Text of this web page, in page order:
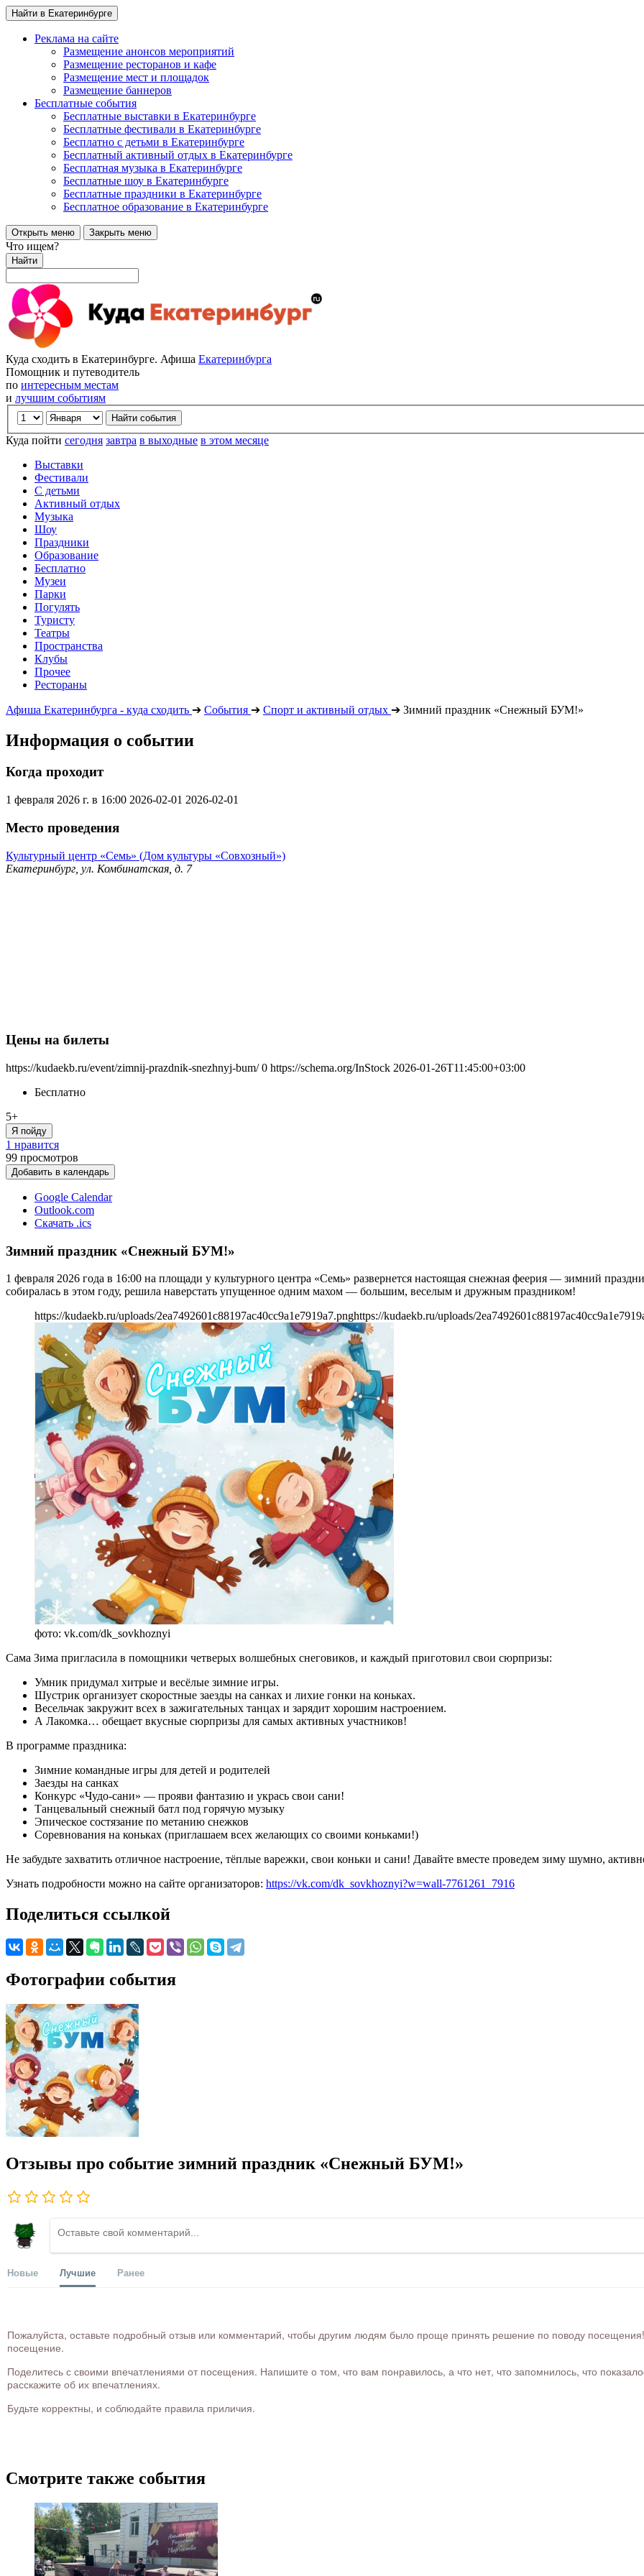
Найти в Екатеринбурге
Реклама на сайте
Размещение анонсов мероприятий
Размещение ресторанов и кафе
Размещение мест и площадок
Размещение баннеров
Бесплатные события
Бесплатные выставки в Екатеринбурге
Бесплатные фестивали в Екатеринбурге
Бесплатно с детьми в Екатеринбурге
Бесплатный активный отдых в Екатеринбурге
Бесплатная музыка в Екатеринбурге
Бесплатные шоу в Екатеринбурге
Бесплатные праздники в Екатеринбурге
Бесплатное образование в Екатеринбурге
Открыть меню Закрыть меню
Что ищем?
Найти
Куда сходить в Екатеринбурге. Афиша Екатеринбурга
Помощник и путеводитель
по интересным местам
и лучшим событиям
Куда пойти сегодня завтра в выходные в этом месяце
Выставки
Фестивали
С детьми
Активный отдых
Музыка
Шоу
Праздники
Образование
Бесплатно
Музеи
Парки
Погулять
Туристу
Театры
Пространства
Клубы
Прочее
Рестораны
Афиша Екатеринбурга - куда сходить ➔ События ➔ Спорт и активный отдых ➔ Зимний праздник «Снежный БУМ!»
Информация о событии
Когда проходит
1 февраля 2026 г. в 16:00 2026-02-01 2026-02-01
Место проведения
Культурный центр «Семь» (Дом культуры «Совхозный»)
Екатеринбург, ул. Комбинатская, д. 7
Цены на билеты
https://kudaekb.ru/event/zimnij-prazdnik-snezhnyj-bum/ 0 https://schema.org/InStock 2026-01-26T11:45:00+03:00
Бесплатно
5+
Я пойду
1 нравится
99 просмотров
Добавить в календарь
Google Calendar
Outlook.com
Скачать .ics
Зимний праздник «Снежный БУМ!»
1 февраля 2026 года в 16:00 на площади у культурного центра «Семь» развернется настоящая снежная феерия — зимний
собиралась в этом году, решила наверстать упущенное одним махом — большим, веселым и дружным праздником!
https://kudaekb.ru/uploads/2ea7492601c88197ac40cc9a1e7919a7.pnghttps://kudaekb.ru/uploads/
фото: vk.com/dk_sovkhoznyi
Сама Зима пригласила в помощники четверых волшебных снеговиков, и каждый приготовил свои сюрпризы:
Умник придумал хитрые и весёлые зимние игры.
Шустрик организует скоростные заезды на санках и лихие гонки на коньках.
Весельчак закружит всех в зажигательных танцах и зарядит хорошим настроением.
А Лакомка… обещает вкусные сюрпризы для самых активных участников!
В программе праздника:
Зимние командные игры для детей и родителей
Заезды на санках
Конкурс «Чудо-сани» — прояви фантазию и укрась свои сани!
Танцевальный снежный батл под горячую музыку
Эпическое состязание по метанию снежков
Соревнования на коньках (приглашаем всех желающих со своими коньками!)
Не забудьте захватить отличное настроение, тёплые варежки, свои коньки и сани! Давайте вместе проведем зиму шумно,
Узнать подробности можно на сайте организаторов: https://vk.com/dk_sovkhoznyi?w=wall-7761261_7916
Поделиться ссылкой
Фотографии события
Отзывы про событие зимний праздник «Снежный БУМ!»
Новые Лучшие Ранее
Пожалуйста, оставьте подробный отзыв или комментарий, чтобы другим людям было проще принять решение по поводу посещения!
посещение.
Поделитесь с своими впечатлениями от посещения. Напишите о том, что вам понравилось, а что нет, что запомнилось, что
расскажите об их впечатлениях.
Будьте корректны, и соблюдайте правила приличия.
Смотрите также события